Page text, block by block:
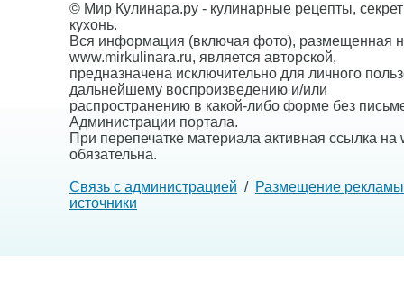
© Мир Кулинара.ру - кулинарные рецепты,
кухонь.
Вся информация (включая фото), размещенная
www.mirkulinara.ru, является авторской,
предназначена исключительно для личного
дальнейшему воспроизведению и/или
распространению в какой-либо форме без
Администрации портала.
При перепечатке материала активная ссылка на
обязательна.
Связь с администрацией / Размещение рекламы
источники